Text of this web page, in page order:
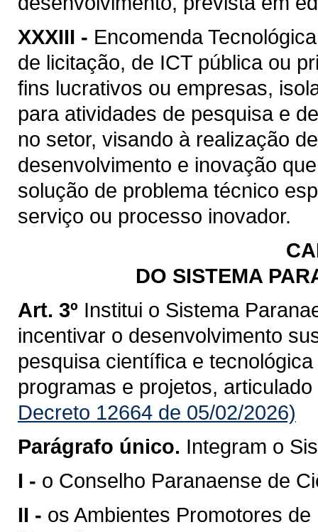
XXXIII - Encomenda
de licitação, de ICT pública ou
fins lucrativos ou empresas,
para atividades de pesquisa e
no setor, visando à realização
desenvolvimento e inovação
solução de problema técnico
serviço ou processo inovador.
DO SISTEMA
Art. 3º Institui o Sistema
incentivar o desenvolvimento
pesquisa científica e
programas e projetos,
Decreto 12664 de 05/02/2026)
Parágrafo único. Integram o
I - o Conselho Paranaense de
II - os Ambientes Promotores